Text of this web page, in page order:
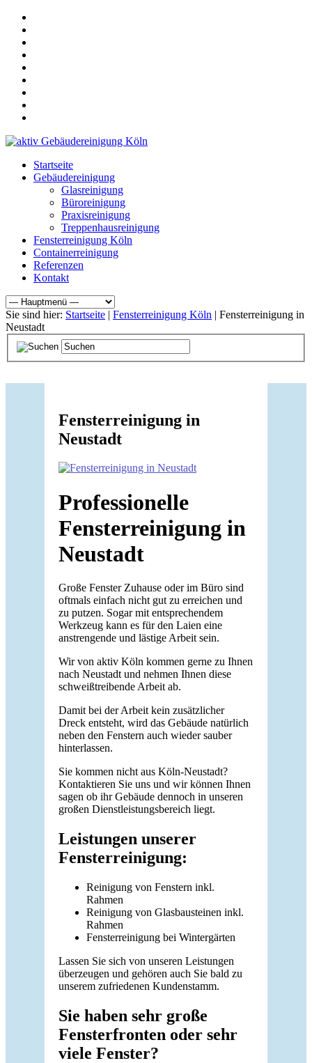
Startseite
Gebäudereinigung
Glasreinigung
Büroreinigung
Praxisreinigung
Treppenhausreinigung
Fensterreinigung Köln
Containerreinigung
Referenzen
Kontakt
Sie sind hier: Startseite | Fensterreinigung Köln | Fensterreinigung in
Neustadt
Fensterreinigung in
Neustadt
Professionelle
Fensterreinigung in
Neustadt
Große Fenster Zuhause oder im Büro sind
oftmals einfach nicht gut zu erreichen und
zu putzen. Sogar mit entsprechendem
Werkzeug kann es für den Laien eine
anstrengende und lästige Arbeit sein.
Wir von aktiv Köln kommen gerne zu Ihnen
nach Neustadt und nehmen Ihnen diese
schweißtreibende Arbeit ab.
Damit bei der Arbeit kein zusätzlicher
Dreck entsteht, wird das Gebäude natürlich
neben den Fenstern auch wieder sauber
hinterlassen.
Sie kommen nicht aus Köln-Neustadt?
Kontaktieren Sie uns und wir können Ihnen
sagen ob ihr Gebäude dennoch in unseren
großen Dienstleistungsbereich liegt.
Leistungen unserer
Fensterreinigung:
Reinigung von Fenstern inkl.
Rahmen
Reinigung von Glasbausteinen inkl.
Rahmen
Fensterreinigung bei Wintergärten
Lassen Sie sich von unseren Leistungen
überzeugen und gehören auch Sie bald zu
unserem zufriedenen Kundenstamm.
Sie haben sehr große
Fensterfronten oder sehr
viele Fenster?